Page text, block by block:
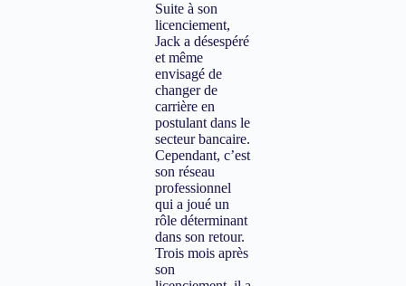
Suite à son
licenciement,
Jack a désespéré
et même
envisagé de
changer de
carrière en
postulant dans le
secteur bancaire.
Cependant, c’est
son réseau
professionnel
qui a joué un
rôle déterminant
dans son retour.
Trois mois après
son